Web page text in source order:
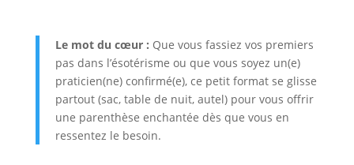
Le mot du cœur : Que vous fassiez vos premiers
pas dans l’ésotérisme ou que vous soyez un(e)
praticien(ne) confirmé(e), ce petit format se glisse
partout (sac, table de nuit, autel) pour vous offrir
une parenthèse enchantée dès que vous en
ressentez le besoin.